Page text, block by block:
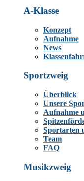
A-Klasse
Konzept
Aufnahme
News
Sportzweig
Überblick
Unsere
Aufnahme
Sportarten
Team
FAQ
Musikzweig